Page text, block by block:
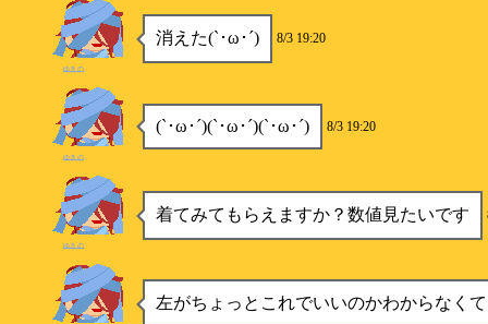
消えた(`･ω･´) 8/3 19:20
ゆきの
(`･ω･´)(`･ω･´)(`･ω･´) 8/3 19:20
ゆきの
着てみてもらえますか？数値見たいです
ゆきの
左がちょっとこれでいいのかわからなくて